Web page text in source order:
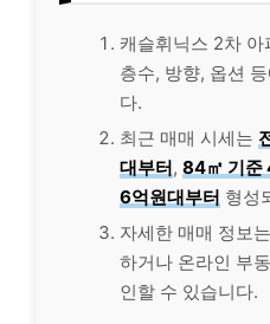
캐슬휘닉스 2차
층수, 방향, 옵션
다.
최근 매매 시세는
대부터, 84㎡ 기준
6억원대부터 형성
자세한 매매 정보
하거나 온라인 부
인할 수 있습니다.